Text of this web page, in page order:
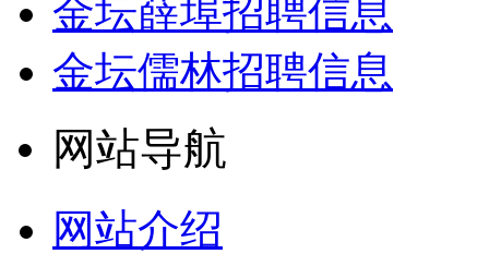
金坛薛埠招聘信息
金坛儒林招聘信息
网站导航
网站介绍